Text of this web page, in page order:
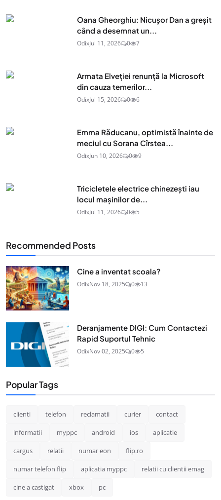
Oana Gheorghiu: Nicușor Dan a greșit
când a desemnat un...
OdixJul 11, 2026 0 7
Armata Elveției renunță la Microsoft
din cauza temerilor...
OdixJul 15, 2026 0 6
Emma Răducanu, optimistă înainte de
meciul cu Sorana Cîrstea...
OdixJun 10, 2026 0 9
Tricicletele electrice chinezești iau
locul mașinilor de...
OdixJul 11, 2026 0 5
Recommended Posts
Cine a inventat scoala?
OdixNov 18, 2025 0 13
Deranjamente DIGI: Cum Contactezi
Rapid Suportul Tehnic
OdixNov 02, 2025 0 5
Popular Tags
clienti telefon reclamatii curier contact
informatii myppc android ios aplicatie
cargus relatii numar eon flip.ro
numar telefon flip aplicatia myppc relatii cu clientii emag
cine a castigat xbox pc